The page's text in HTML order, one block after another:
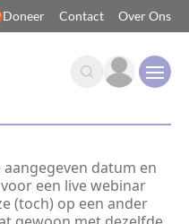
Doneer Contact Over Ons
datum en
een live webinar
(toch) op een ander